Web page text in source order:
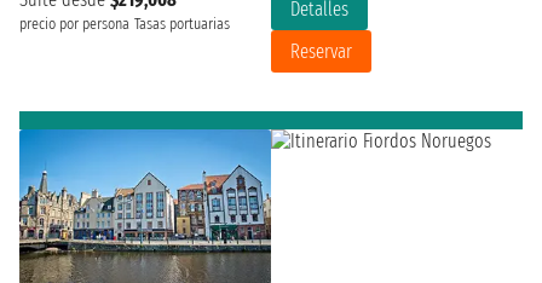
precio por persona Tasas portuarias
Detalles
Reservar